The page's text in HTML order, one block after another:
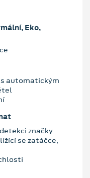
Eko,
automatickým
značky
se zatáčce,